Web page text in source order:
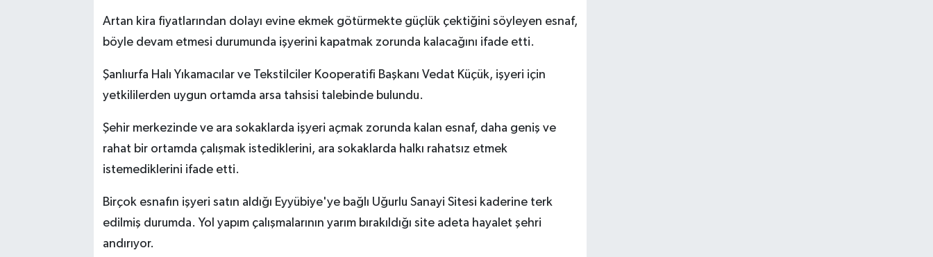
Artan kira fiyatlarından dolayı evine ekmek götürmekte güçlük çektiğini söyleyen esnaf,
böyle devam etmesi durumunda işyerini kapatmak zorunda kalacağını ifade etti.
Şanlıurfa Halı Yıkamacılar ve Tekstilciler Kooperatifi Başkanı Vedat Küçük, işyeri için
yetkililerden uygun ortamda arsa tahsisi talebinde bulundu.
Şehir merkezinde ve ara sokaklarda işyeri açmak zorunda kalan esnaf, daha geniş ve
rahat bir ortamda çalışmak istediklerini, ara sokaklarda halkı rahatsız etmek
istemediklerini ifade etti.
Birçok esnafın işyeri satın aldığı Eyyübiye'ye bağlı Uğurlu Sanayi Sitesi kaderine terk
edilmiş durumda. Yol yapım çalışmalarının yarım bırakıldığı site adeta hayalet şehri
andırıyor.